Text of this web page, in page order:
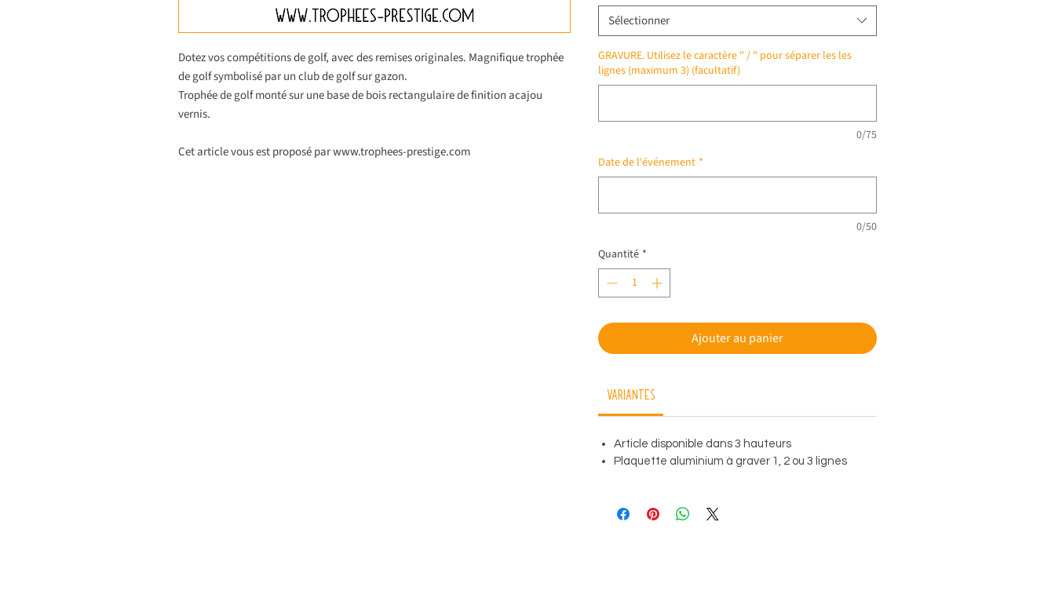
Dotez vos compétitions de golf, avec des remises originales. Magnifique trophée
de golf symbolisé par un club de golf sur gazon.
Trophée de golf monté sur une base de bois rectangulaire de finition acajou
vernis.
Cet article vous est proposé par www.trophees-prestige.com
Sélectionner
GRAVURE. Utilisez le caractère " / " pour séparer les les
lignes (maximum 3) (facultatif)
0/75
Date de l'événement *
0/50
Quantité *
Ajouter au panier
Variantes
Article disponible dans 3 hauteurs
Plaquette aluminium à graver 1, 2 ou 3 lignes